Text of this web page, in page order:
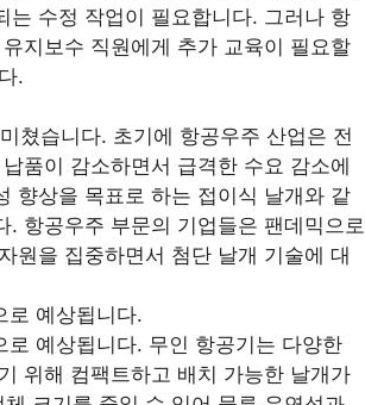
는 수정 작업이 필요합니다. 그러나 항
지보수 직원에게 추가 교육이 필요할
.
쳤습니다. 초기에 항공우주 산업은 전
품이 감소하면서 급격한 수요 감소에
향상을 목표로 하는 접이식 날개와 같
항공우주 부문의 기업들은 팬데믹으로
원을 집중하면서 첨단 날개 기술에 대
로 예상됩니다.
예상됩니다. 무인 항공기는 다양한
위해 컴팩트하고 배치 가능한 날개가